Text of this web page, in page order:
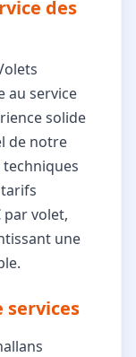
des
au service
solide
de notre
par volet,
une
services